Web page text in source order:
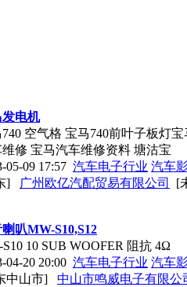
电机
空气格 宝马740前叶子板灯
修 宝马汽车维修资料 塘沽宝
05-09 17:57 汽车电子行业 汽车
]
广州欧亿汽配贸易有限公司 [
叭MW-S10,S12
S10 10 SUB WOOFER 阻抗 4Ω
04-20 20:00 汽车电子行业 汽车
中山市]
中山市鸣威电子有限公